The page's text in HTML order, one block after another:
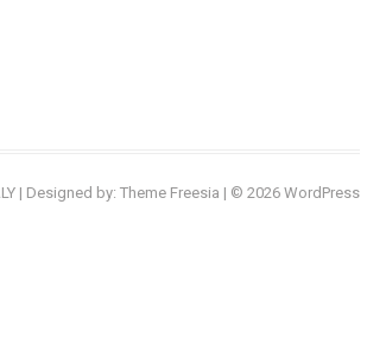
| Designed by: Theme Freesia | © 2026 WordPress